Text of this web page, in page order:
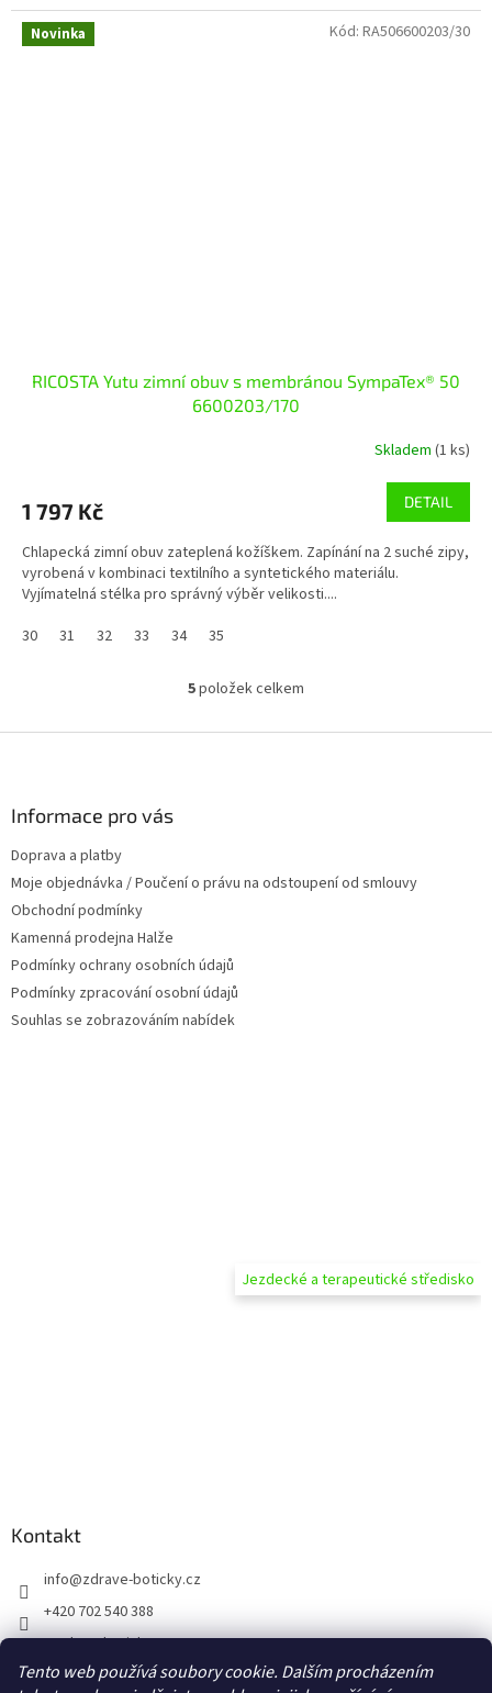
Tento web používá soubory cookie. Dalším procházením
Novinka
RICOSTA Yutu zimní obuv s membránou SympaTex® 50
6600203/170
Skladem (1 ks)
1 797 Kč DETAIL
Chlapecká zimní obuv zateplená kožíškem. Zapínání na 2 suché zipy,
vyrobená v kombinaci textilního a syntetického materiálu.
Vyjímatelná stélka pro správný výběr velikosti....
30
31 32 33 34 35
Kód: RA506600203/30
O
l
r
5položek celkem
Informace pro vás
Doprava a platby
Moje objednávka / Poučení o právu na odstoupení od smlouvy
Obchodní podmínky
Kamenná prodejna Halže
Podmínky ochrany osobních údajů
Podmínky zpracování osobní údajů
Souhlas se zobrazováním nabídek
Jezdecké a terapeutické středisko
Kontakt
info@zdrave-boticky.cz
+420 702 540 388
@zdraveboticky
zdraveboticky